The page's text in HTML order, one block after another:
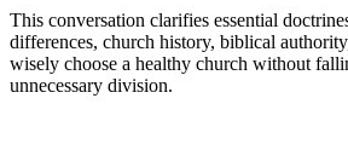
This conversation clarifies essential
differences, church history, biblical
wisely choose a healthy church without
unnecessary division.